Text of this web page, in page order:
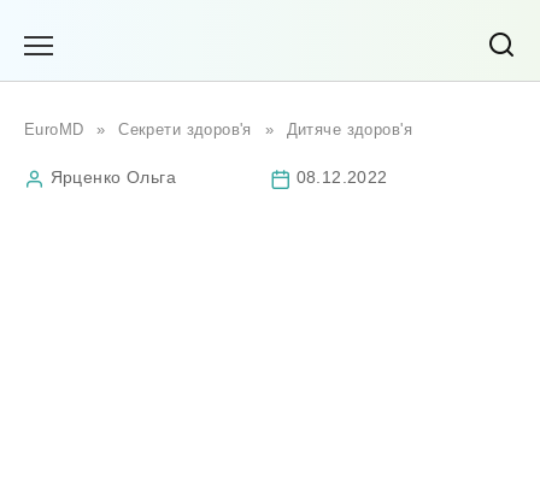
EuroMD » Секрети здоров'я » Дитяче здоров'я
Ярценко Ольга 08.12.2022